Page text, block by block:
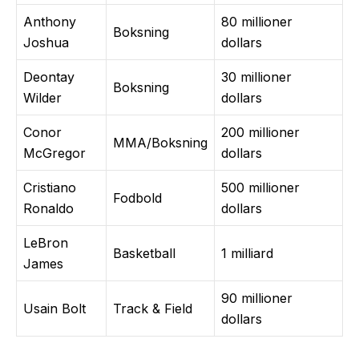
Anthony
Joshua
Boksning
80 millioner
dollars
Deontay
Wilder
Boksning
30 millioner
dollars
Conor
McGregor
MMA/Boksning
200 millioner
dollars
Cristiano
Ronaldo
Fodbold
500 millioner
dollars
LeBron
James
Basketball 1 milliard
Usain Bolt Track & Field
90 millioner
dollars